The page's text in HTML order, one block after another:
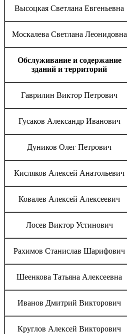
Высоцкая Светлана Евгеньевна
Москалева Светлана Леонидовна
Обслуживание и содержание
зданий и территорий
Гаврилин Виктор Петрович
Гусаков Александр Иванович
Дуников Олег Петрович
Кисляков Алексей Анатольевич
Ковалев Алексей Алексеевич
Лосев Виктор Устинович
Рахимов Станислав Шарифович
Шеенкова Татьяна Алексеевна
Иванов Дмитрий Викторович
Круглов Алексей Викторович